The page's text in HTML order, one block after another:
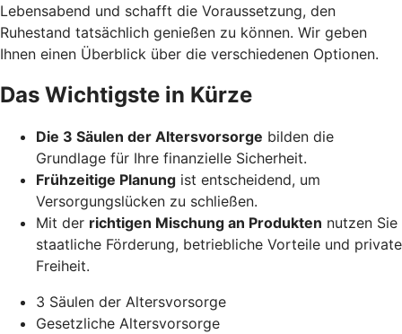
Lebensabend und schafft die Voraussetzung, den
Ruhestand tatsächlich genießen zu können. Wir geben
Ihnen einen Überblick über die verschiedenen Optionen.
Das Wichtigste in Kürze
Die 3 Säulen der Altersvorsorge bilden die
Grundlage für Ihre finanzielle Sicherheit.
Frühzeitige Planung ist entscheidend, um
Versorgungslücken zu schließen.
Mit der richtigen Mischung an Produkten nutzen Sie
staatliche Förderung, betriebliche Vorteile und private
Freiheit.
3 Säulen der Altersvorsorge
Gesetzliche Altersvorsorge